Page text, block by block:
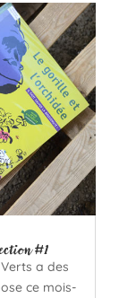
#1
a des
ce mois-